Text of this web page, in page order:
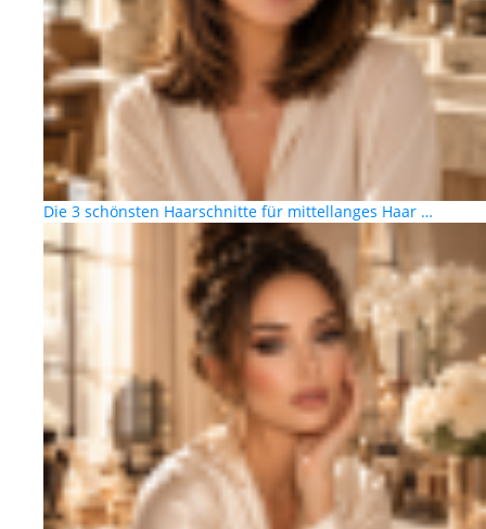
Die 3 schönsten Haarschnitte für mittellanges Haar …